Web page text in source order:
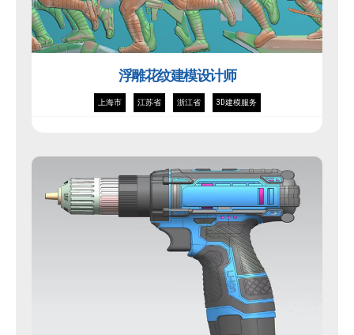
浮雕花纹建模设计师
上海市 江苏省 浙江省 3D建模服务